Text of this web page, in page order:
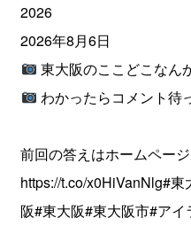
2026
2026年8月6日
東大阪のここどこなん
わかったらコメント待
前回の答えはホームページ
https://t.co/x0HiVanNlg#東
阪#東大阪#東大阪市#アイ